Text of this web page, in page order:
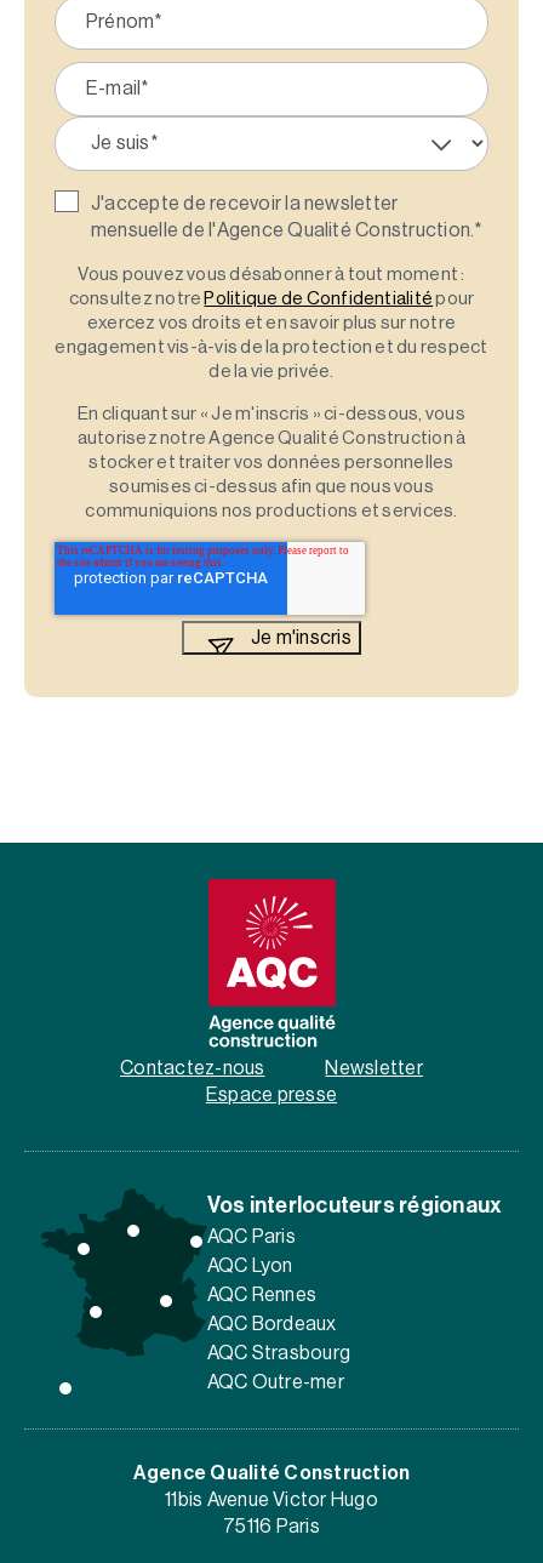
J'accepte de recevoir la newsletter
mensuelle de l'Agence Qualité Construction.*
Vous pouvez vous désabonner à tout moment :
consultez notre Politique de Confidentialité pour
exercez vos droits et en savoir plus sur notre
engagement vis-à-vis de la protection et du respect
de la vie privée.
En cliquant sur « Je m'inscris » ci-dessous, vous
autorisez notre Agence Qualité Construction à
stocker et traiter vos données personnelles
soumises ci-dessus afin que nous vous
communiquions nos productions et services.
Contactez-nous
Newsletter
Espace presse
Vos interlocuteurs régionaux
AQC Paris
AQC Lyon
AQC Rennes
AQC Bordeaux
AQC Strasbourg
AQC Outre-mer
Agence Qualité Construction
11bis Avenue Victor Hugo
75116 Paris